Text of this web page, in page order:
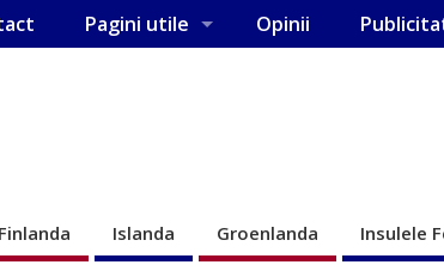
Pagini utile Opinii
Finlanda Islanda Groenlanda Insulele